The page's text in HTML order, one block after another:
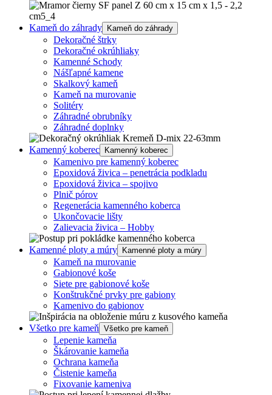
Kameň do záhrady Kameň do záhrady
Dekoračné štrky
Dekoračné okrúhliaky
Kamenné Schody
Nášľapné kamene
Skalkový kameň
Kameň na murovanie
Solitéry
Záhradné obrubníky
Záhradné doplnky
Kamenný koberec Kamenný koberec
Kamenivo pre kamenný koberec
Epoxidová živica – penetrácia podkladu
Epoxidová živica – spojivo
Plnič pórov
Regenerácia kamenného koberca
Ukončovacie lišty
Zalievacia živica – Hobby
Kamenné ploty a múry Kamenné ploty a múry
Kameň na murovanie
Gabionové koše
Siete pre gabionové koše
Konštrukčné prvky pre gabiony
Kamenivo do gabionov
Všetko pre kameň Všetko pre kameň
Lepenie kameňa
Škárovanie kameňa
Ochrana kameňa
Čistenie kameňa
Fixovanie kameniva